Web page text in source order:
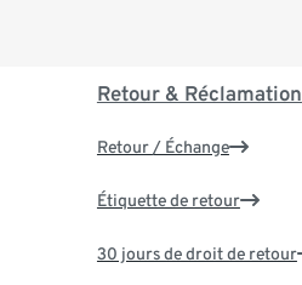
Retour & Réclamation
Retour / Échange
Étiquette de retour
30 jours de droit de retour